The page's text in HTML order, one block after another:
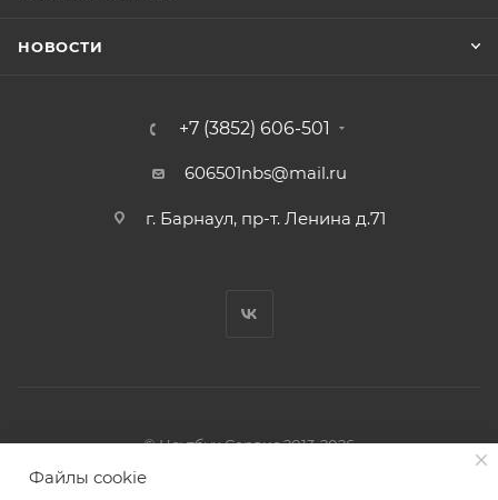
НОВОСТИ
+7 (3852) 606-501
606501nbs@mail.ru
г. Барнаул, пр-т. Ленина д.71
© Ноутбук Сервис 2013-2026
Интернет-магазин запчастей и аксессуаров
Файлы cookie